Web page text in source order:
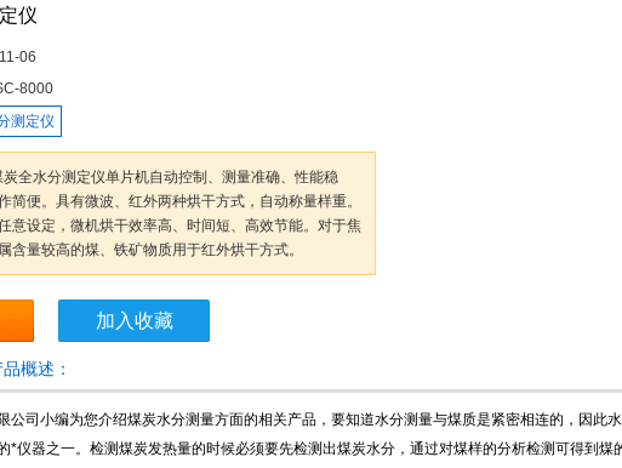
仪
06
8000
测定仪
全水分测定仪单片机自动控制、测量准确、性能稳
简便。具有微波、红外两种烘干方式，自动称量样重。
意设定，微机烘干效率高、时间短、高效节能。对于焦
含量较高的煤、铁矿物质用于红外烘干方式。
加入收藏
概述：
公司小编为您介绍煤炭水分测量方面的相关产品，要知道水分测量与煤质是紧密相连的，因此
*仪器之一。检测煤炭发热量的时候必须要先检测出煤炭水分，通过对煤样的分析检测可得到煤